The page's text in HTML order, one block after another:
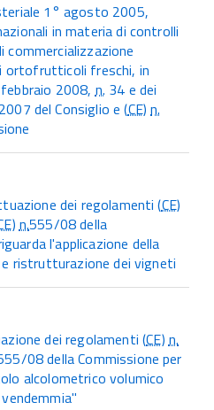
1° agosto 2005,
in materia di controlli
ortofrutticoli freschi, in
2008,n. 34 e dei
del Consiglio e (CE)n.
dei regolamenti (CE)
)n.555/08 della
l'applicazione della
ristrutturazione dei vigneti
dei regolamenti (CE)n.
08 della Commissione per
alcolometrico volumico